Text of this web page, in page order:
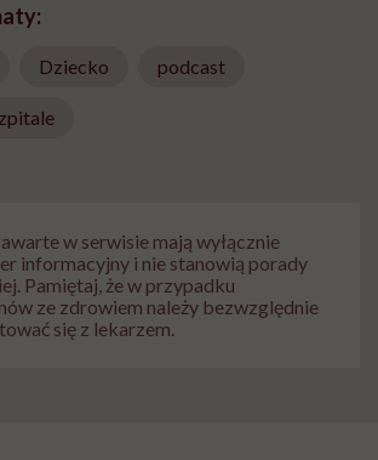
Dziecko podcast
w serwisie mają wyłącznie
informacyjny i nie stanowią porady
Pamiętaj, że w przypadku
ze zdrowiem należy bezwzględnie
się z lekarzem.